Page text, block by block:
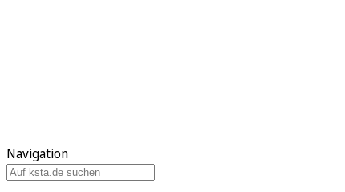
Navigation